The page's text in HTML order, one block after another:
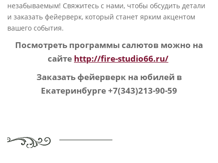
незабываемым! Свяжитесь с нами, чтобы обсудить детали
и заказать фейерверк, который станет ярким акцентом
вашего события.
Посмотреть программы салютов можно на
сайте http://fire-studio66.ru/
Заказать фейерверк на юбилей в
Екатеринбурге +7(343)213-90-59